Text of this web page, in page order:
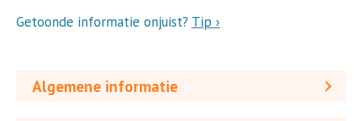
Getoonde informatie onjuist? Tip ›
Algemene informatie